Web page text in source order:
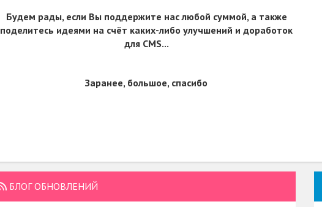
Будем рады, если Вы поддержите нас любой суммой, а также
поделитесь идеями на счёт каких-либо улучшений и доработок
для CMS...
Заранее, большое, спасибо
БЛОГ ОБНОВЛЕНИЙ